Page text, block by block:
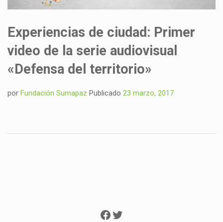
Experiencias de ciudad: Primer
video de la serie audiovisual
«Defensa del territorio»
por Fundación Sumapaz Publicado 23 marzo, 2017
Facebook
Twitter